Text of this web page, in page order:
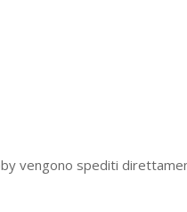
vengono spediti